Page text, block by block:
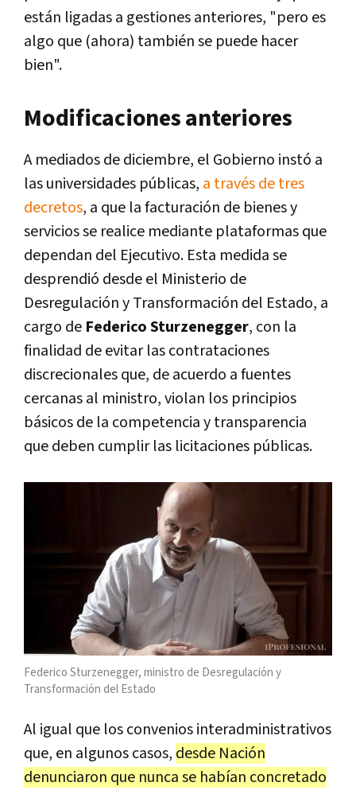
están ligadas a gestiones anteriores, "pero es
algo que (ahora) también se puede hacer
bien".
Modificaciones anteriores
A mediados de diciembre, el Gobierno instó a
las universidades públicas, a través de tres
decretos, a que la facturación de bienes y
servicios se realice mediante plataformas que
dependan del Ejecutivo. Esta medida se
desprendió desde el Ministerio de
Desregulación y Transformación del Estado, a
cargo de Federico Sturzenegger, con la
finalidad de evitar las contrataciones
discrecionales que, de acuerdo a fuentes
cercanas al ministro, violan los principios
básicos de la competencia y transparencia
que deben cumplir las licitaciones públicas.
Federico Sturzenegger, ministro de Desregulación y
Transformación del Estado
Al igual que los convenios interadministrativos
que, en algunos casos, desde Nación
denunciaron que nunca se habían concretado